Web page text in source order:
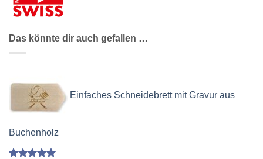
Das könnte dir auch gefallen …
Einfaches Schneidebrett mit Gravur aus
Buchenholz